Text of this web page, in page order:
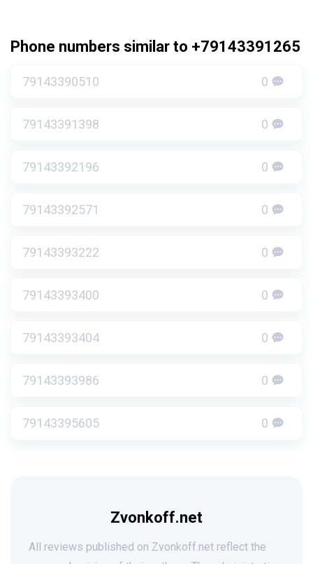
Phone numbers similar to +79143391265
79143390510 0
79143391398 0
79143392196 0
79143392571 0
79143393222 0
79143393400 0
79143393404 0
79143393986 0
79143395605 0
Zvonkoff.net
All reviews published on Zvonkoff.net reflect the